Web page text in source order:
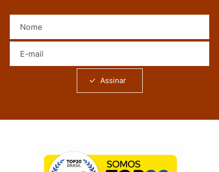
Assinar